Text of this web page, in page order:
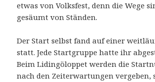
etwas von Volksfest, denn die Wege
gesäumt von Ständen.
Der Start selbst fand auf einer
statt. Jede Startgruppe hatte ihr
Beim Lidingöloppet werden die
nach den Zeiterwartungen vergeben,